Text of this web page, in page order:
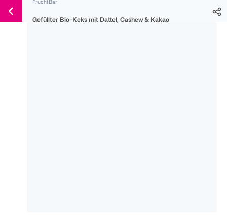
150 Ös
300 Ös
500 Ös
Weiter
zum
FruchtBar
Gefüllter Bio-Keks mit Dattel, Cashew & Kakao